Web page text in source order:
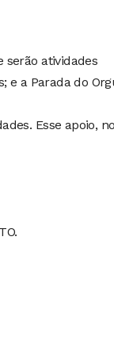
serão atividades
e a Parada do
Esse apoio, no